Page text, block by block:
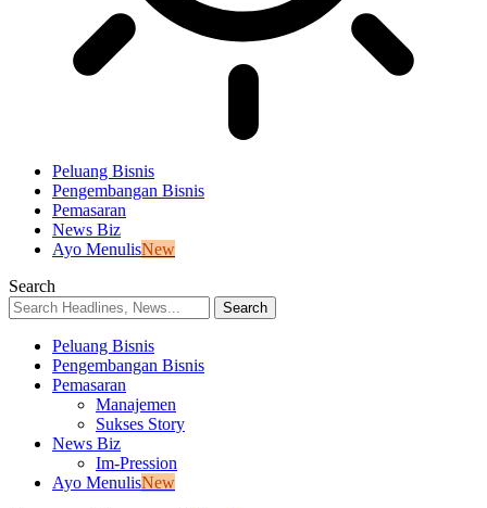
Peluang Bisnis
Pengembangan Bisnis
Pemasaran
News Biz
Ayo MenulisNew
Search
Peluang Bisnis
Pengembangan Bisnis
Pemasaran
Manajemen
Sukses Story
News Biz
Im-Pression
Ayo MenulisNew